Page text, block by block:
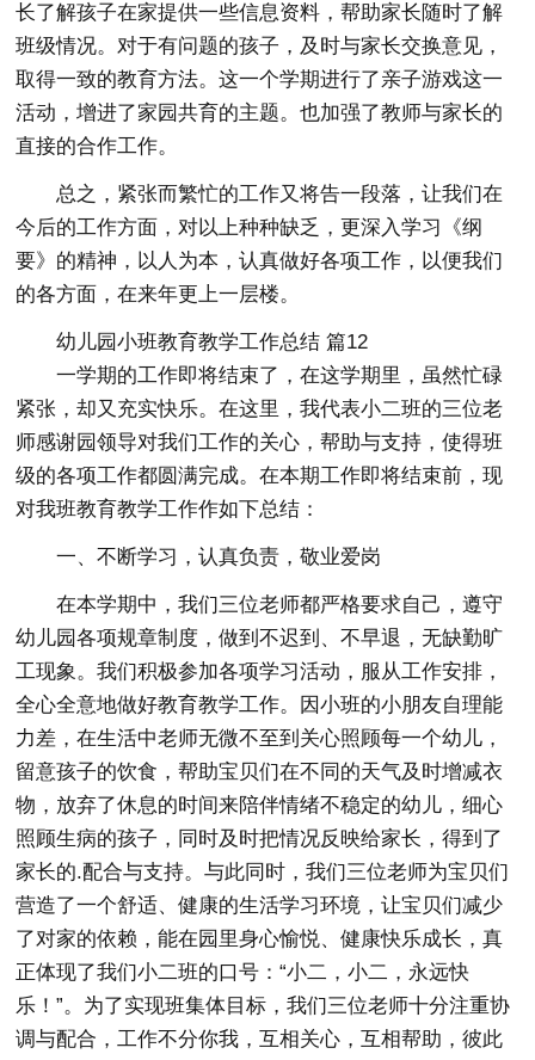
长了解孩子在家提供一些信息资料，帮助家长随时了解
班级情况。对于有问题的孩子，及时与家长交换意见，
取得一致的教育方法。这一个学期进行了亲子游戏这一
活动，增进了家园共育的主题。也加强了教师与家长的
直接的合作工作。
总之，紧张而繁忙的工作又将告一段落，让我们在
今后的工作方面，对以上种种缺乏，更深入学习《纲
要》的精神，以人为本，认真做好各项工作，以便我们
的各方面，在来年更上一层楼。
幼儿园小班教育教学工作总结 篇12
一学期的工作即将结束了，在这学期里，虽然忙碌
紧张，却又充实快乐。在这里，我代表小二班的三位老
师感谢园领导对我们工作的关心，帮助与支持，使得班
级的各项工作都圆满完成。在本期工作即将结束前，现
对我班教育教学工作作如下总结：
一、不断学习，认真负责，敬业爱岗
在本学期中，我们三位老师都严格要求自己，遵守
幼儿园各项规章制度，做到不迟到、不早退，无缺勤旷
工现象。我们积极参加各项学习活动，服从工作安排，
全心全意地做好教育教学工作。因小班的小朋友自理能
力差，在生活中老师无微不至到关心照顾每一个幼儿，
留意孩子的饮食，帮助宝贝们在不同的天气及时增减衣
物，放弃了休息的时间来陪伴情绪不稳定的幼儿，细心
照顾生病的孩子，同时及时把情况反映给家长，得到了
家长的.配合与支持。与此同时，我们三位老师为宝贝们
营造了一个舒适、健康的生活学习环境，让宝贝们减少
了对家的依赖，能在园里身心愉悦、健康快乐成长，真
正体现了我们小二班的口号：“小二，小二，永远快
乐！”。为了实现班集体目标，我们三位老师十分注重协
调与配合，工作不分你我，互相关心，互相帮助，彼此